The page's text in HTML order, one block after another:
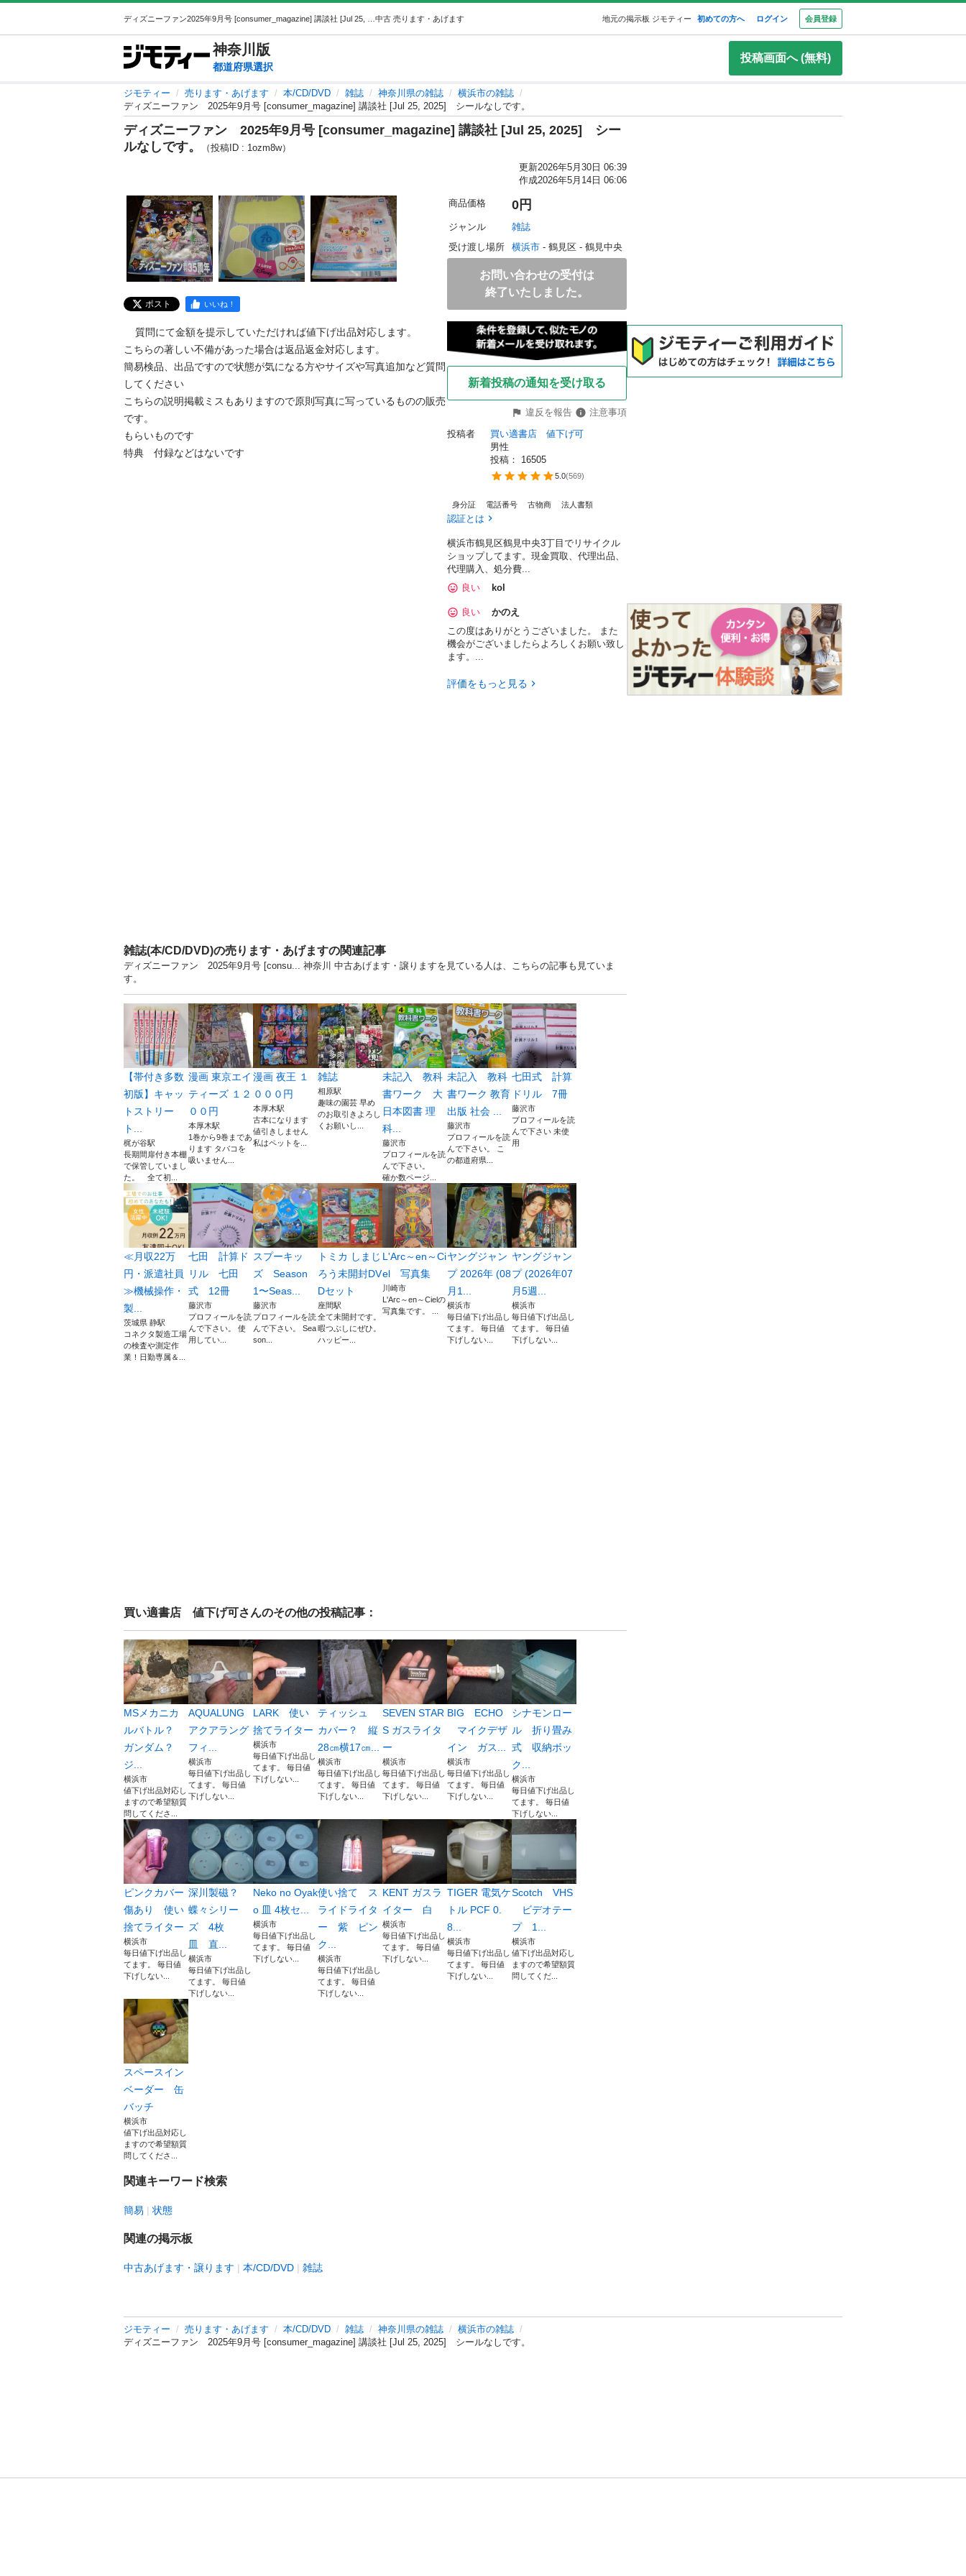
中古 売ります・あげます 地元の掲示板 ジモティー 初めての方へ ログイン 会員登録
神奈川 版
都道府県選択
投稿画面へ (無料)
ジモティー 売ります・あげます 本/CD/DVD 雑誌 神奈川県の雑誌
横浜市の雑誌
ディズニーファン 2025年9月号 [consumer_magazine] 講談社 [Jul 25, 2025] シールなしです。
ディズニーファン 2025年9月号 [consumer_magazine] 講談社 [Jul 25, 2025] シー
ルなしです。
（投稿ID : 1ozm8w）
更新2026年5月30日 06:39
作成2026年5月14日 06:06
ポスト いいね！
こちらの著しい不備があった場合は返品返金対応します。
簡易検品、出品ですので状態が気になる方やサイズや写真追加など質問
してください
こちらの説明掲載ミスもありますので原則写真に写っているものの販売
です。
もらいものです
特典　付録などはないです
商品価格 0円
ジャンル
雑誌
受け渡し場所
横浜市 - 鶴見区 - 鶴見中央
お問い合わせの受付は
終了いたしました。
新着投稿の通知を受け取る
違反を報告
注意事項
投稿者
買い適書店　値下げ可
男性
投稿： 16505
5.0(569)
身分証 電話番号 古物商 法人書類
認証とは
横浜市鶴見区鶴見中央3丁目でリサイクル
ショップしてます。現金買取、代理出品、
代理購入、処分費...
良い
kol
良い
かのえ
この度はありがとうございました。 また
機会がございましたらよろしくお願い致し
ます。...
評価をもっと見る
雑誌(本/CD/DVD)の売ります・あげますの関連記事
ディズニーファン 2025年9月号 [consu... 神奈川 中古あげます・譲りますを見ている人は、こちらの記事も見ていま
す。
【帯付き多数
初版】キャッ
トストリー
ト...
梶が谷駅
長期間扉付き本棚
で保管していまし
た。 全て初...
漫画 東京エイ
ティーズ １２
００円
本厚木駅
1巻から9巻まであ
ります タバコを
吸いません...
漫画 夜王 １
０００円
本厚木駅
古本になります
値引きしません
私はペットを...
雑誌
相原駅
趣味の園芸 早め
のお取引きよろし
くお願いし...
未記入 教科
書ワーク 大
日本図書 理
科...
藤沢市
プロフィールを読
んで下さい。
確か数ページ...
未記入 教科
書ワーク 教育
出版 社会 ...
藤沢市
プロフィールを読
んで下さい。 こ
の都道府県...
七田式 計算
ドリル 7冊
藤沢市
プロフィールを読
んで下さい 未使
用
≪月収22万
円・派遣社員
≫機械操作・
製...
茨城県 静駅
コネクタ製造工場
の検査や測定作
業！日勤専属＆...
七田 計算ド
リル 七田
式 12冊
藤沢市
プロフィールを読
んで下さい。 使
用してい...
スプーキッ
ズ Season
1〜Seas...
藤沢市
プロフィールを読
んで下さい。 Sea
son...
トミカ しまじ
ろう未開封DV
Dセット
座間駅
全て未開封です。
暇つぶしにぜひ。
ハッピー...
L'Arc～en～Ci
el 写真集
川崎市
L'Arc～en～Cielの
写真集です。 ...
ヤングジャン
プ 2026年 (08
月1...
横浜市
毎日値下げ出品し
てます。 毎日値
下げしない...
ヤングジャン
プ (2026年07
月5週...
横浜市
毎日値下げ出品し
てます。 毎日値
下げしない...
買い適書店 値下げ可さんのその他の投稿記事：
MSメカニカ
ルバトル？
ガンダム？
ジ...
横浜市
値下げ出品対応し
ますので希望額質
問してくださ...
AQUALUNG
アクアラング
フィ...
横浜市
毎日値下げ出品し
てます。 毎日値
下げしない...
LARK 使い
捨てライター
横浜市
毎日値下げ出品し
てます。 毎日値
下げしない...
ティッシュ
カバー？ 縦
28㎝横17㎝...
横浜市
毎日値下げ出品し
てます。 毎日値
下げしない...
SEVEN STAR
S ガスライタ
ー
横浜市
毎日値下げ出品し
てます。 毎日値
下げしない...
BIG ECHO
マイクデザ
イン ガス...
横浜市
毎日値下げ出品し
てます。 毎日値
下げしない...
シナモンロー
ル 折り畳み
式 収納ボッ
ク...
横浜市
毎日値下げ出品し
てます。 毎日値
下げしない...
ピンクカバー
傷あり 使い
捨てライター
横浜市
毎日値下げ出品し
てます。 毎日値
下げしない...
深川製磁？
蝶々シリー
ズ 4枚
皿 直...
横浜市
毎日値下げ出品し
てます。 毎日値
下げしない...
Neko no Oyak
o 皿 4枚セ...
横浜市
毎日値下げ出品し
てます。 毎日値
下げしない...
使い捨て ス
ライドライタ
ー 紫 ピン
ク...
横浜市
毎日値下げ出品し
てます。 毎日値
下げしない...
KENT ガスラ
イター 白
横浜市
毎日値下げ出品し
てます。 毎日値
下げしない...
TIGER 電気ケ
トル PCF 0.
8...
横浜市
毎日値下げ出品し
てます。 毎日値
下げしない...
Scotch VHS
ビデオテー
プ 1...
横浜市
値下げ出品対応し
ますので希望額質
問してくだ...
スペースイン
ベーダー 缶
バッチ
横浜市
値下げ出品対応し
ますので希望額質
問してくださ...
関連キーワード検索
簡易 状態
関連の掲示板
中古あげます・譲ります 本/CD/DVD 雑誌
ジモティー 売ります・あげます 本/CD/DVD 雑誌 神奈川県の雑誌
横浜市の雑誌
ディズニーファン 2025年9月号 [consumer_magazine] 講談社 [Jul 25, 2025] シールなしです。